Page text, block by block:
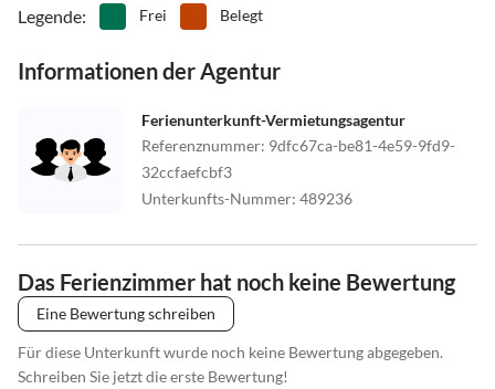
Legende: Frei Belegt
Informationen der Agentur
Ferienunterkunft-Vermietungsagentur
Referenznummer: 9dfc67ca-be81-4e59-9fd9-
32ccfaefcbf3
Unterkunfts-Nummer: 489236
Das Ferienzimmer hat noch keine Bewertung
Eine Bewertung schreiben
Für diese Unterkunft wurde noch keine Bewertung abgegeben.
Schreiben Sie jetzt die erste Bewertung!